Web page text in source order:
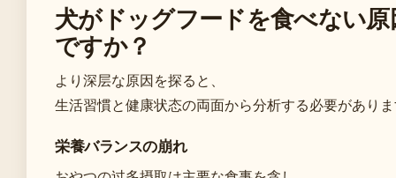
犬がドッグフードを食べない
ですか？
より深层な原因を探ると、
生活習慣と健康状态の両面から分析する必要があり
栄養バランスの崩れ